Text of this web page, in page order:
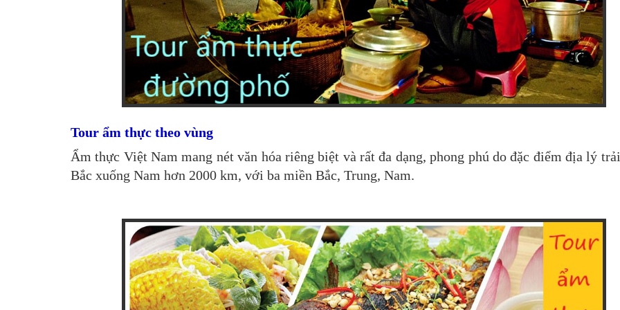
Tour ẩm thực theo vùng
Ẩm thực Việt Nam mang nét văn hóa riêng biệt và rất đa dạng, phong phú do đặc điểm địa lý
Bắc xuống Nam hơn 2000 km, với ba miền Bắc, Trung, Nam.